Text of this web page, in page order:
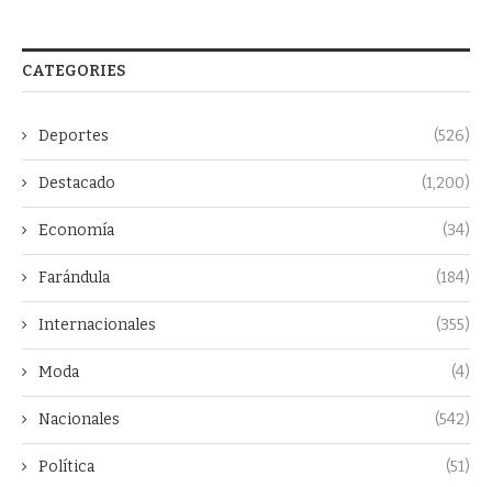
CATEGORIES
Deportes (526)
Destacado (1,200)
Economía (34)
Farándula (184)
Internacionales (355)
Moda (4)
Nacionales (542)
Política (51)